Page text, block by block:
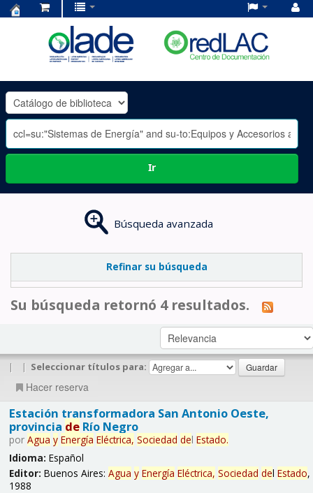
OLADE
-
Ir
Búsqueda avanzada
Refinar su búsqueda
Su búsqueda retornó 4 resultados.
| | Seleccionar títulos para:
Hacer reserva
Estación transformadora San Antonio Oeste,
provincia deRío Negro
por Agua y Energía Eléctrica, Sociedad del Estado.
Idioma: Español
Editor: Buenos Aires: Agua y Energía Eléctrica, Sociedad del Estado,
1988